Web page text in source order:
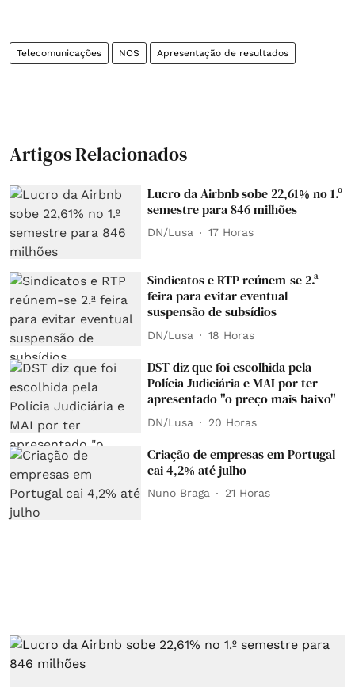
Telecomunicações NOS Apresentação de resultados
Artigos Relacionados
Lucro da Airbnb sobe 22,61% no 1.º
semestre para 846 milhões
DN/Lusa 17 Horas
Sindicatos e RTP reúnem-se 2.ª
feira para evitar eventual
suspensão de subsídios
DN/Lusa 18 Horas
DST diz que foi escolhida pela
Polícia Judiciária e MAI por ter
apresentado "o preço mais baixo"
DN/Lusa 20 Horas
Criação de empresas em Portugal
cai 4,2% até julho
Nuno Braga 21 Horas